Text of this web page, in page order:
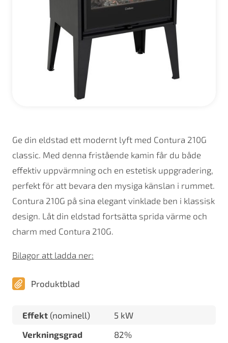
Ge din eldstad ett modernt lyft med Contura 210G
classic. Med denna fristående kamin får du både
effektiv uppvärmning och en estetisk uppgradering,
perfekt för att bevara den mysiga känslan i rummet.
Contura 210G på sina elegant vinklade ben i klassisk
design. Låt din eldstad fortsätta sprida värme och
charm med Contura 210G.
Bilagor att ladda ner:
Produktblad
Effekt (nominell)
5 kW
Verkningsgrad
82%